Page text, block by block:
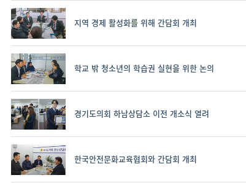
지역 경제 활성화를 위해 간담회 개최
학교 밖 청소년의 학습권 실현을 위한 논의
경기도의회 하남상담소 이전 개소식 열려
한국안전문화교육협회와 간담회 개최